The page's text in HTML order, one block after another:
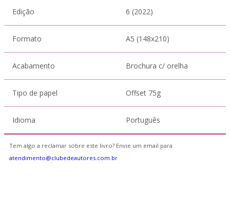
Edição 6 (2022)
Formato A5 (148x210)
Acabamento Brochura c/ orelha
Tipo de papel Offset 75g
Idioma Português
Tem algo a reclamar sobre este livro? Envie um email para
atendimento@clubedeautores.com.br